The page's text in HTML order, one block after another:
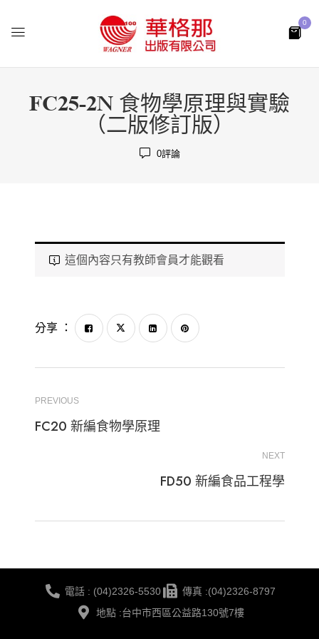
0
FC25-2N 食物學原理與實驗
（二版修訂版）
0評論
這個內容只有教師會員才能觀看
分享 ：
PREVIOUS
FC20 新編食物學原理
NEXT
FD50 新編食品工程學
電話 : (04)2326-5530
傳真 :(04)2326-8797
地點 :台中市西區公益路130號7樓